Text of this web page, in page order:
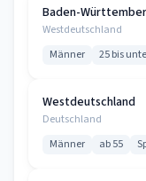
Baden-
Westdeutschland
Männer 25 bis
Westdeutschland
Deutschland
Männer ab 55